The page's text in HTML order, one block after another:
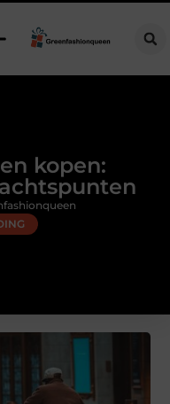
schoorsteen
kopen: